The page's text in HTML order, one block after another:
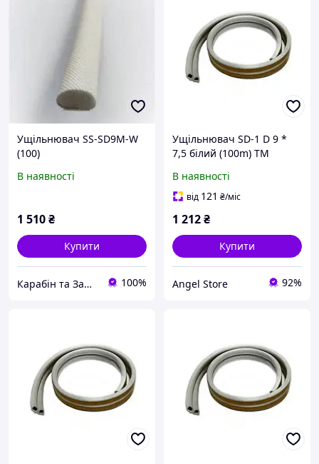
Ущільнювач SS-SD9M-W
(100)
В наявності
1 510₴
Купити
Карабін та Замок: Дверна фурнітур Оптом 100%
Ущільнювач SD-1 D 9 *
7,5 білий (100m) ТМ
В наявності
від 121 ₴/міс
1 212₴
Купити
Angel Store 92%